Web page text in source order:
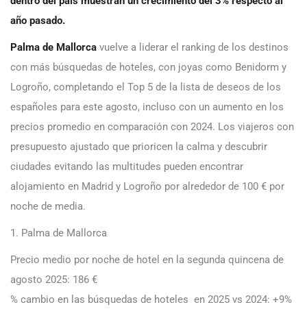
año pasado.
Palma de Mallorca vuelve a liderar el ranking de los destinos
con más búsquedas de hoteles, con joyas como Benidorm y
Logroño, completando el Top 5 de la lista de deseos de los
españoles para este agosto, incluso con un aumento en los
precios promedio en comparación con 2024. Los viajeros con
presupuesto ajustado que prioricen la calma y descubrir
ciudades evitando las multitudes pueden encontrar
alojamiento en Madrid y Logroño por alrededor de 100 € por
noche de media.
1. Palma de Mallorca
Precio medio por noche de hotel en la segunda quincena de
agosto 2025: 186 €
% cambio en las búsquedas de hoteles en 2025 vs 2024: +9%